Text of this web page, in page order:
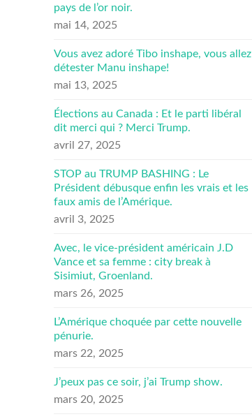
pays de l’or noir.
mai 14, 2025
Vous avez adoré Tibo inshape, vous allez
détester Manu inshape!
mai 13, 2025
Élections au Canada : Et le parti libéral
dit merci qui ? Merci Trump.
avril 27, 2025
STOP au TRUMP BASHING : Le
Président débusque enfin les vrais et les
faux amis de l’Amérique.
avril 3, 2025
Avec, le vice-président américain J.D
Vance et sa femme : city break à
Sisimiut, Groenland.
mars 26, 2025
L’Amérique choquée par cette nouvelle
pénurie.
mars 22, 2025
J’peux pas ce soir, j’ai Trump show.
mars 20, 2025